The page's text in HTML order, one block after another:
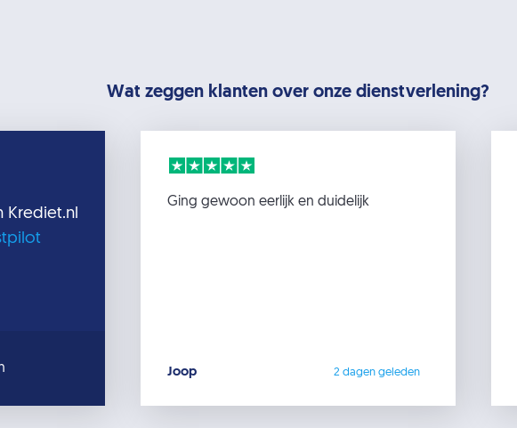
Wat zeggen klanten over onze dienstverlening?
Krediet.nl
Ging gewoon eerlijk en duidelijk
Joop 2 dagen geleden